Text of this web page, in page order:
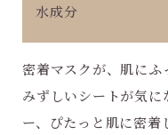
水成分
密着マスクが、肌にふ
みずしいシートが気
ー、ぴたっと肌に密着